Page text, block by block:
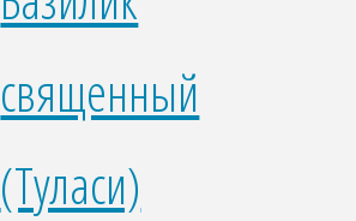
священный
(Туласи)